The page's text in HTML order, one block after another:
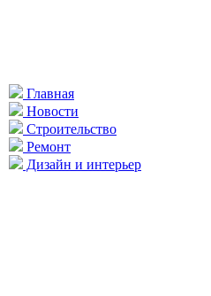
Главная
Новости
Строительство
Ремонт
Дизайн и интерьер